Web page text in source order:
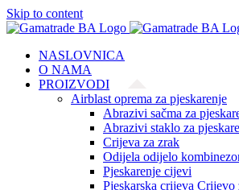
Skip to content
NASLOVNICA
O NAMA
PROIZVODI
Airblast oprema za pjeskarenje
Abrazivi sačma za
Abrazivi staklo za
Crijeva za zrak
Odijela odijelo
Pjeskarenje cijevi
Pjeskarska crijeva Crijevo